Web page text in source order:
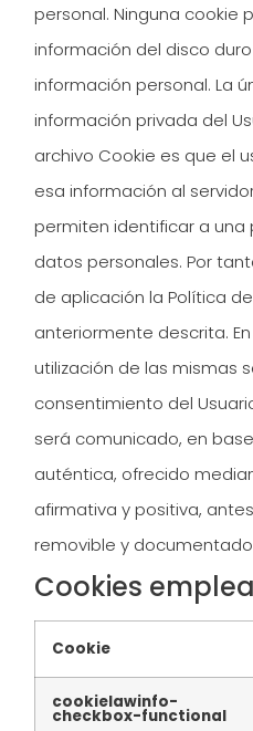
personal. Ninguna cookie
información del disco
información personal. La
información privada del
archivo Cookie es que el
esa información al
permiten identificar a una
datos personales. Por
de aplicación la Política
anteriormente descrita.
utilización de las mismas
consentimiento del
será comunicado, en
auténtica, ofrecido
afirmativa y positiva,
removible y
Cookies
Cookie
cookielawinfo-
checkbox-functional